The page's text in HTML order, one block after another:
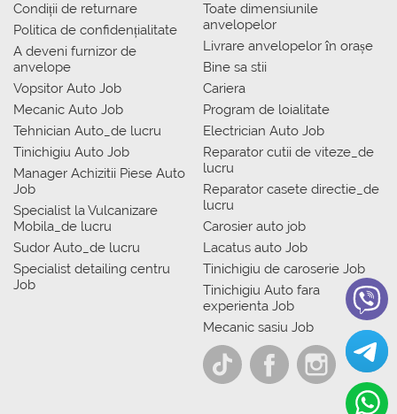
Condiții de returnare
Politica de confidențialitate
A deveni furnizor de
anvelope
Vopsitor Auto Job
Mecanic Auto Job
Tehnician Auto_de lucru
Tinichigiu Auto Job
Manager Achizitii Piese Auto
Job
Specialist la Vulcanizare
Mobila_de lucru
Sudor Auto_de lucru
Specialist detailing centru
Job
Toate dimensiunile
anvelopelor
Livrare anvelopelor în orașe
Bine sa stii
Cariera
Program de loialitate
Electrician Auto Job
Reparator cutii de viteze_de
lucru
Reparator casete directie_de
lucru
Carosier auto job
Lacatus auto Job
Tinichigiu de caroserie Job
Tinichigiu Auto fara
experienta Job
Mecanic sasiu Job